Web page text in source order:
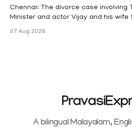
maternity
Chennai: The divorce case involving
Minister and actor Vijay and his wife
Sowrnalingam has taken a new turn
07 Aug 2026
A bilingual Malayalam,